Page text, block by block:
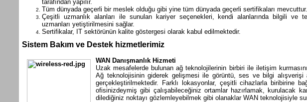
tarafından yapılır.
Tüm dünyada geçerli bir meslek olduğu gibi yine tüm dünyada geçerli sertifikaları mevcuttur.
Çeşitli uzmanlık alanları ile sunulan kariyer seçenekleri, kendi alanlarında bilgili ve
uzmanları yetiştirilmesini sağlar.
Sertifikalar, IT sektörünün kalite göstergesi olarak kabul edilmektedir.
Sistem Bakım ve Destek hizmetlerimiz
WAN Danışmanlık Hizmeti
Uzak mesafelerde bulunan ağ teknolojilerinin birbiri ile iletişim
Ağ teknolojisinin giderek gelişmesi ile görüntü, ses ve bilgi alışverişi
gerçekleştirilmektedir. Farklı lokasyonlar, çeşitli cihazlarla biribirine
ofisinizdeymiş gibi çalışabileceğiniz ortamlar hazırlamak, kurulacak
dilediğiniz noktayı gözlemleyebilmek gibi olanaklar WAN teknolojisiyle